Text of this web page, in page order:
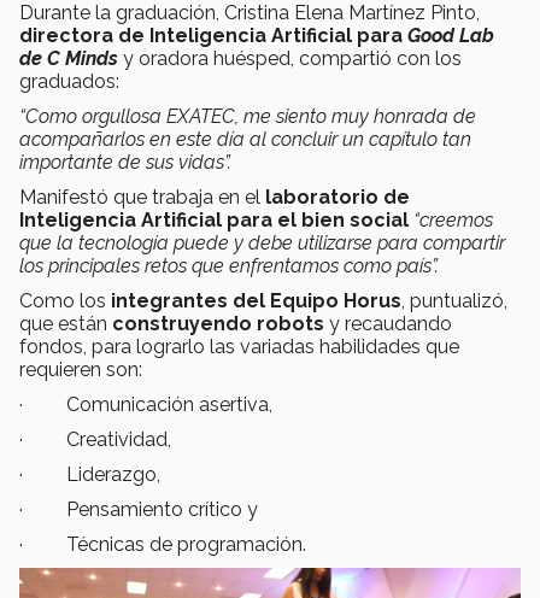
Durante la graduación, Cristina Elena Martínez Pinto,
directora de Inteligencia Artificial para Good Lab
de C Minds y oradora huésped, compartió con los
graduados:
“Como orgullosa EXATEC, me siento muy honrada de
acompañarlos en este día al concluir un capítulo tan
importante de sus vidas”.
Manifestó que trabaja en el laboratorio de
Inteligencia Artificial para el bien social “creemos
que la tecnología puede y debe utilizarse para compartir
los principales retos que enfrentamos como país”.
Como los integrantes del Equipo Horus, puntualizó,
que están construyendo robots y recaudando
fondos, para lograrlo las variadas habilidades que
requieren son:
· Comunicación asertiva,
· Creatividad,
· Liderazgo,
· Pensamiento crítico y
· Técnicas de programación.